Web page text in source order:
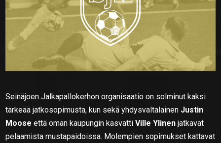
Seinäjoen Jalkapallokerhon organisaatio on solminut kaksi
tärkeää jatkosopimusta, kun sekä yhdysvaltalainen Justin
Moose että oman kaupungin kasvattiVille Ylinen jatkavat
pelaamista mustapaidoissa. Molempien sopimukset kattavat